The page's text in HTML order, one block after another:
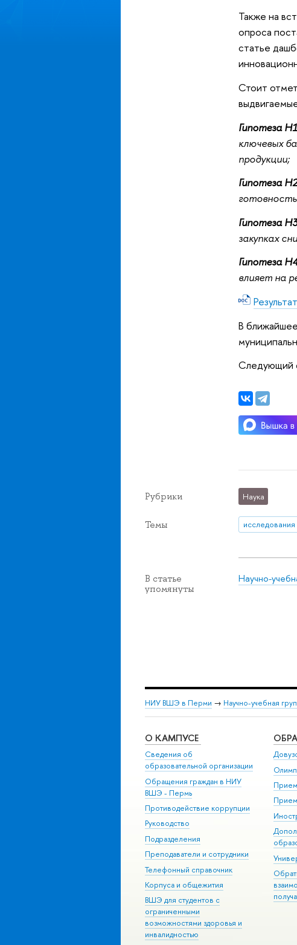
Также на
опроса
статье
Стоит
Гипотеза
ключевых
продукции;
Гипотеза
Гипотеза
закупках
Гипотеза
влияет на
В
Следующий
Рубрики Наука
Темы исследования
В статье
упомянуты
Научно-
НИУ ВШЭ в Перми → Научно-учебная
О КАМПУСЕ
Сведения об
образовательной организации
Обращения граждан в НИУ
ВШЭ - Пермь
Противодействие коррупции
Руководство
Подразделения
Преподаватели и сотрудники
Телефонный справочник
Корпуса и общежития
ВШЭ для студентов с
ограниченными
возможностями здоровья и
инвалидностью
Прием
Прием